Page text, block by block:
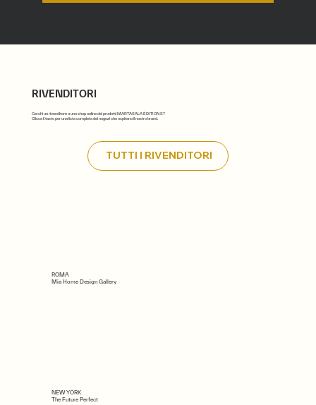
RIVENDITORI
Cerchi un rivenditore o uno shop online dei prodotti MARTASALA ÉDITIONS?
Clicca il tasto per una lista completa dei nogozi che ospitano il nostro brand.
TUTTI I RIVENDITORI
ROMA
Mia Home Design Gallery
NEW YORK
The Future Perfect